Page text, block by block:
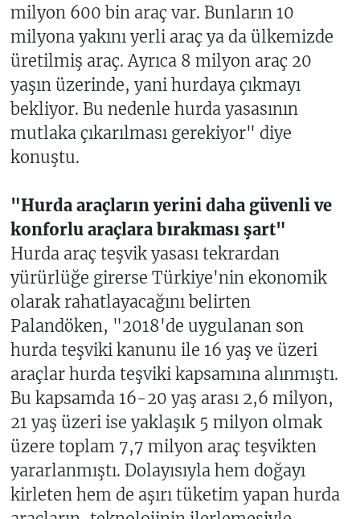
milyon 600 bin araç var. Bunların 10
milyona yakını yerli araç ya da ülkemizde
üretilmiş araç. Ayrıca 8 milyon araç 20
yaşın üzerinde, yani hurdaya çıkmayı
bekliyor. Bu nedenle hurda yasasının
mutlaka çıkarılması gerekiyor" diye
konuştu.
"Hurda araçların yerini daha güvenli ve
konforlu araçlara bırakması şart"
Hurda araç teşvik yasası tekrardan
yürürlüğe girerse Türkiye'nin ekonomik
olarak rahatlayacağını belirten
Palandöken, "2018'de uygulanan son
hurda teşviki kanunu ile 16 yaş ve üzeri
araçlar hurda teşviki kapsamına alınmıştı.
Bu kapsamda 16-20 yaş arası 2,6 milyon,
21 yaş üzeri ise yaklaşık 5 milyon olmak
üzere toplam 7,7 milyon araç teşvikten
yararlanmıştı. Dolayısıyla hem doğayı
kirleten hem de aşırı tüketim yapan hurda